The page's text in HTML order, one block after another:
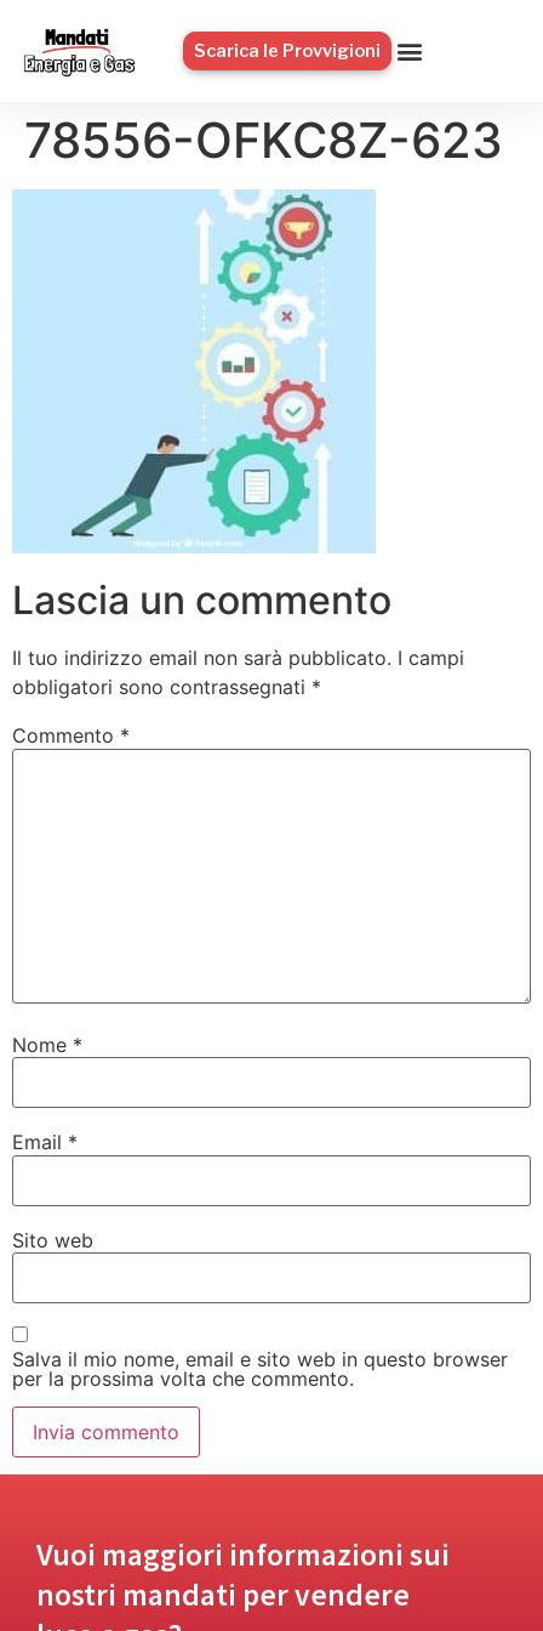
Scarica le Provvigioni
78556-OFKC8Z-623
Lascia un commento
Il tuo indirizzo email non sarà pubblicato. I campi
obbligatori sono contrassegnati *
Commento *
Nome *
Email *
Sito web
Salva il mio nome, email e sito web in questo browser
per la prossima volta che commento.
Vuoi maggiori informazioni sui
nostri mandati per vendere